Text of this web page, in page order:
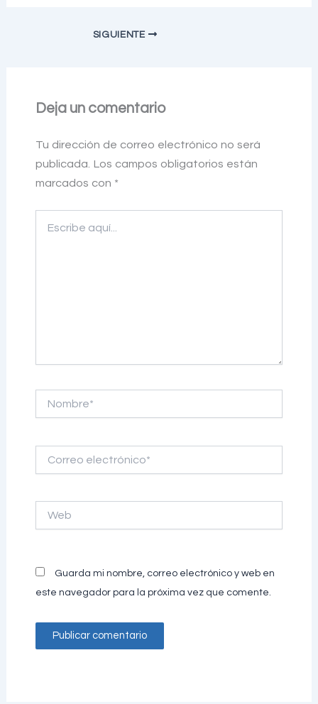
SIGUIENTE
Deja un comentario
Tu dirección de correo electrónico no será
publicada. Los campos obligatorios están
marcados con *
aquí...
electrónico*
Guarda mi nombre, correo electrónico y web en
este navegador para la próxima vez que comente.